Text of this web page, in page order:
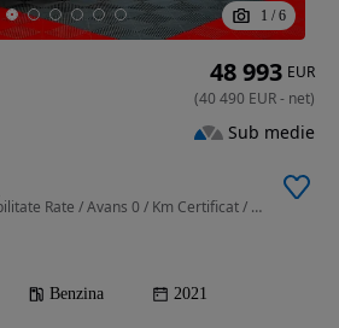
1 / 6
2998 cm3 • 333 CP • Posibilitate Rate / Avans 0 / Km Certificat / Garantie Extinsa
Benzina 2021
48 993 EUR
(40 490 EUR- net)
Sub medie